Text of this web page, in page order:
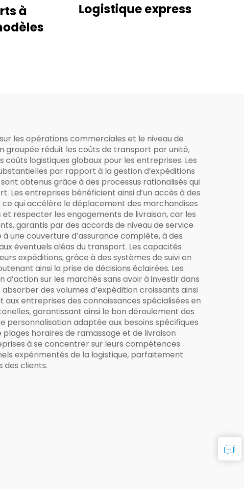
à
Logistique express
les opérations commerciales et le niveau de
groupée réduit les coûts de transport par unité,
logistiques globaux pour les entreprises. Les
par rapport à la gestion d’expéditions
obtenus grâce à des processus rationalisés qui
Les entreprises bénéficient ainsi d’un accès à des
qui accélère le déplacement des marchandises
respecter les engagements de livraison, car les
garantis par des accords de niveau de service
une couverture d’assurance complète, à des
éventuels aléas du transport. Les capacités
expéditions, grâce à des systèmes de suivi en
ainsi la prise de décisions éclairées. Les
sur les marchés sans avoir à investir dans
des volumes d’expédition croissants ainsi
aux entreprises des connaissances spécialisées en
garantissant ainsi le bon déroulement des
personnalisation adaptée aux besoins spécifiques
plages horaires de ramassage et de livraison
à se concentrer sur leurs compétences
expérimentés de la logistique, parfaitement
des clients.